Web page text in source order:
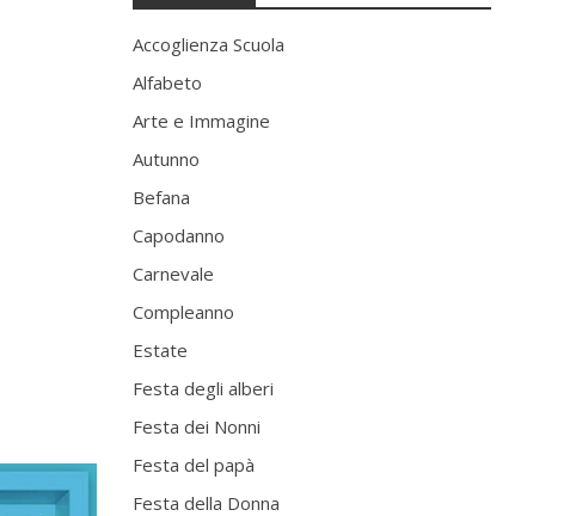
Accoglienza Scuola
Alfabeto
Arte e Immagine
Autunno
Befana
Capodanno
Carnevale
Compleanno
Estate
Festa degli alberi
Festa dei Nonni
Festa del papà
Festa della Donna